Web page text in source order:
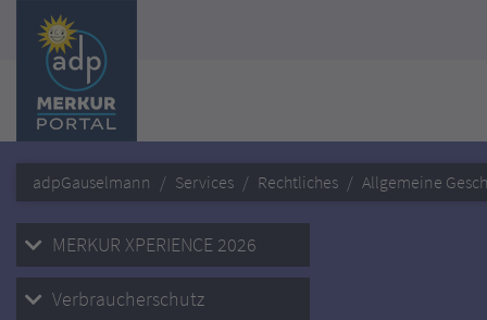
adpGauselmann Services Rechtliches Allgemeine
MERKUR XPERIENCE 2026
Verbraucherschutz